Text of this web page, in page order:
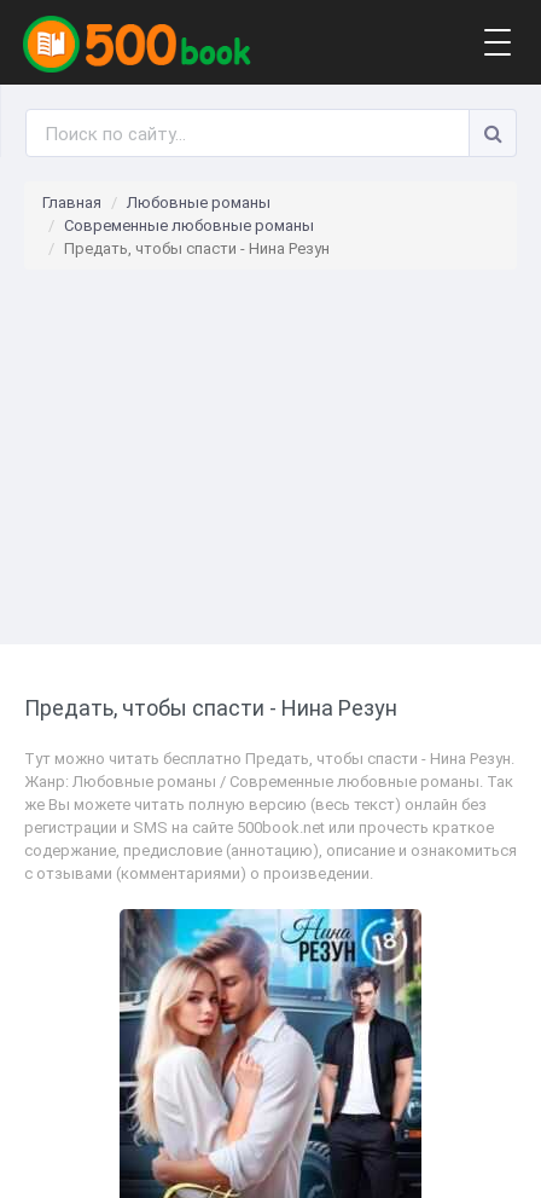
Главная
Любовные романы
Современные любовные романы
Предать, чтобы спасти - Нина Резун
Предать, чтобы спасти - Нина Резун
Тут можно читать бесплатно Предать, чтобы спасти - Нина Резун.
Жанр: Любовные романы / Современные любовные романы. Так
же Вы можете читать полную версию (весь текст) онлайн без
регистрации и SMS на сайте 500book.net или прочесть краткое
содержание, предисловие (аннотацию), описание и ознакомиться
с отзывами (комментариями) о произведении.